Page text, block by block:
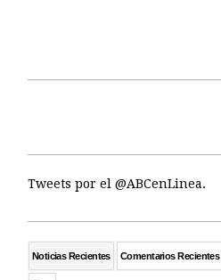
Tweets por el @ABCenLinea.
Noticias Recientes Comentarios Recientes